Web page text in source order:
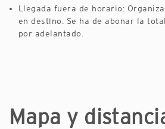
Llegada fuera de horario:
en destino. Se ha de abonar la
por adelantado.
Mapa y